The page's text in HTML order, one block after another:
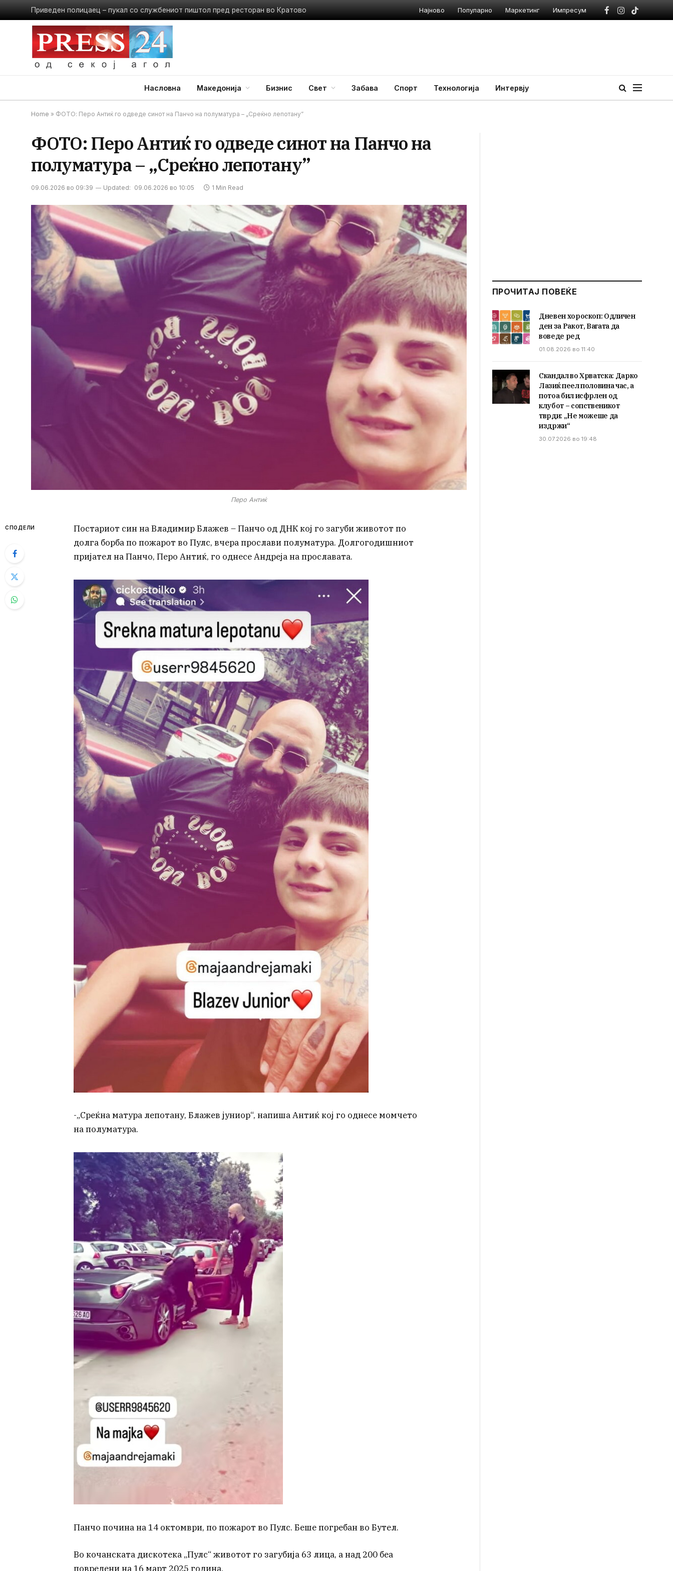
Приведен полицаец – пукал со службениот пиштол пред ресторан во Кратово Најново Популарно Маркетинг Импресум
Facebook
Instagram
TikTok
Насловна Македонија Бизнис Свет Забава Спорт Технологија Интервју
Home » ФОТО: Перо Антиќ го одведе синот на Панчо на полуматура – „Среќно лепотану”
ФОТО: Перо Антиќ го одведе синот на Панчо на
полуматура – „Среќно лепотану”
09.06.2026 во 09:39 Updated: 09.06.2026 во 10:05 1 Min Read
Перо Антиќ
СПОДЕЛИ
Постариот син на Владимир Блажев – Панчо од ДНК кој го загуби животот по
долга борба по пожарот во Пулс, вчера прослави полуматура. Долгогодишниот
пријател на Панчо, Перо Антиќ, го однесе Андреја на прославата.
-„Среќна матура лепотану, Блажев јуниор“, напиша Антиќ кој го однесе момчето
на полуматура.
Панчо почина на 14 октомври, по пожарот во Пулс. Беше погребан во Бутел.
Во кочанската дискотека „Пулс“ животот го загубија 63 лица, а над 200 беа
повредени на 16 март 2025 година.
ПРОЧИТАЈ ПОВЕЌЕ
Дневен хороскоп: Одличен
ден за Ракот, Вагата да
воведе ред
01.08.2026 во 11:40
Скандал во Хрватска: Дарко
Лазиќ пеел половина час, а
потоа бил исфрлен од
клубот – сопственикот
тврди: „Не можеше да
издржи“
30.07.2026 во 19:48